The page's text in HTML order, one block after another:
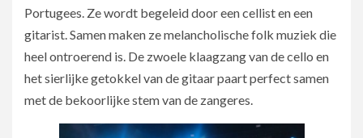
Portugees. Ze wordt begeleid door een cellist en een
gitarist. Samen maken ze melancholische folk muziek die
heel ontroerend is. De zwoele klaagzang van de cello en
het sierlijke getokkel van de gitaar paart perfect samen
met de bekoorlijke stem van de zangeres.